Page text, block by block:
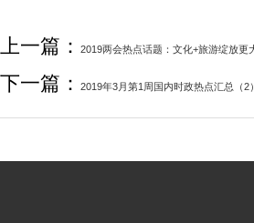
上一篇： 2019两会热点话题：文化+旅游绽放更
下一篇： 2019年3月第1周国内时政热点汇总（2）